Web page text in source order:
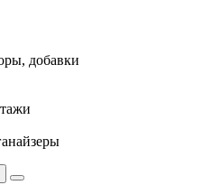
добавки